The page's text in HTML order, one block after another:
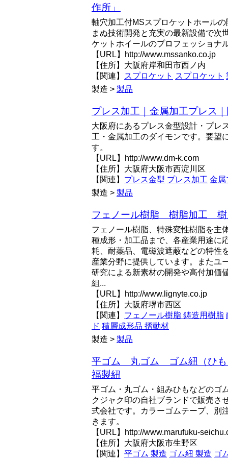
作所」
軸穴加工付MSスプロケットホール
まぬ技術開発と充実の最新設備で次
ケットホイールのプロフェッショナ
【URL】http://www.mssanko.co.jp
【住所】大阪府岸和田市西ノ内
【関連】
スプロケット スプロケット
製造 > 製品
プレス加工｜金属加工プレス
大阪府にあるプレス金型設計・プレ
工・金属加工のダイモンです。要望
す。
【URL】http://www.dm-k.com
【住所】大阪府大阪市西淀川区
【関連】 プレス金型 プレス加工 金属
製造 > 製品
フェノール樹脂 樹脂加工
フェノール樹脂、特殊変性樹脂を主
種成形・加工品まで、各産業用途に
耗、耐薬品、電磁波遮蔽などの特性
産業分野に提供しています。またユ
研究による新素材の開発や高付加価
組...
【URL】http://www.lignyte.co.jp
【住所】大阪府堺市西区
【関連】 フェノール樹脂 鋳造用樹脂
ド 積層成形品 摺動材
製造 > 製品
平ゴム 丸ゴム ゴム紐（ひ
福製紐
平ゴム・丸ゴム・組みひもなどのゴ
クジャク印の自社ブランドで販売さ
式会社です。カラーゴムテープ、別
きます。
【URL】http://www.marufuku-
【住所】大阪府大阪市生野区
【関連】 平ゴム 製造 ゴム紐 製造 ゴ